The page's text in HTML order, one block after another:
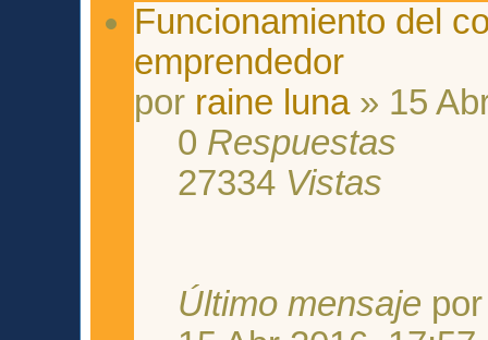
Funcionamiento del
emprendedor
por raine luna» 15
0 Respuestas
27334 Vistas
Último mensaje